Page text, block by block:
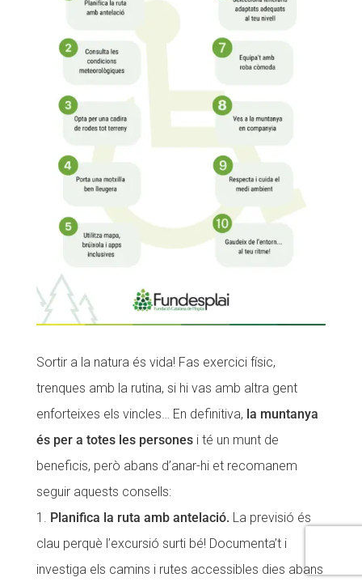
Sortir a la natura és vida! Fas exercici físic,
trenques amb la rutina, si hi vas amb altra gent
enforteixes els vincles… En definitiva, la muntanya
és per a totes les personesi té un munt de
beneficis, però abans d’anar-hi et recomanem
seguir aquests consells:
Planifica la ruta amb antelació.La previsió és
clau perquè l’excursió surti bé! Documenta’t i
investiga els camins i rutes accessibles dies abans